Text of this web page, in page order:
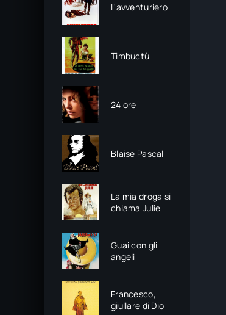
L'avventuriero
Timbuctù
24 ore
Blaise Pascal
La mia droga si
chiama Julie
Guai con gli
angeli
Francesco,
giullare di Dio